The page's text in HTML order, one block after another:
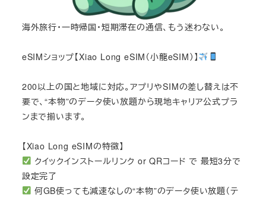
海外旅行・一時帰国・短期滞在の通信、もう迷わない。
eSIMショップ【Xiao Long eSIM（小龍eSIM）】
200以上の国と地域に対応。アプリやSIMの差し替えは不
要で、“本物”のデータ使い放題から現地キャリア公式プラ
ンまで揃います。
【Xiao Long eSIMの特徴】
クイックインストールリンク or QRコード で 最短3分で
設定完了
何GB使っても減速なしの“本物”のデータ使い放題（テ